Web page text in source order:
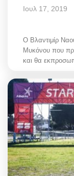
Ιουλ 17, 2019
O Βλαντιμίρ
Μυκόνου που
και θα